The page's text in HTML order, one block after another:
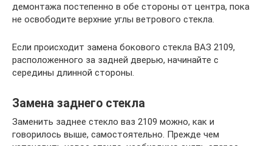
демонтажа постепенно в обе стороны от центра, пока
не освободите верхние углы ветрового стекла.
Если происходит замена бокового стекла ВАЗ 2109,
расположенного за задней дверью, начинайте с
середины длинной стороны.
Замена заднего стекла
Заменить заднее стекло ваз 2109 можно, как и
говорилось выше, самостоятельно. Прежде чем